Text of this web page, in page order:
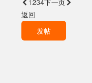
 1234下一页
返回
发帖